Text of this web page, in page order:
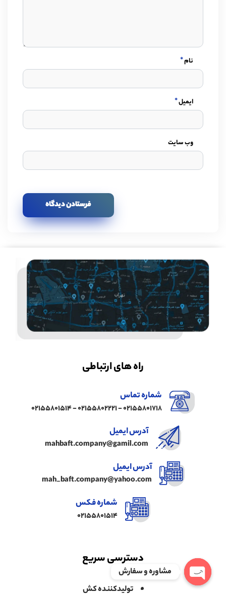
نام*
ایمیل*
وب سایت
راه های ارتباطی
شماره تماس
02155801718 - 02155802221 - 02155801514
آدرس ایمیل
mahbaft.company@gamil.com
آدرس ایمیل
mah_baft.company@yahoo.com
شماره فکس
02155801514
دسترسی سریع
تولیدکننده کش
مشاوره و سفارش
Open chaty